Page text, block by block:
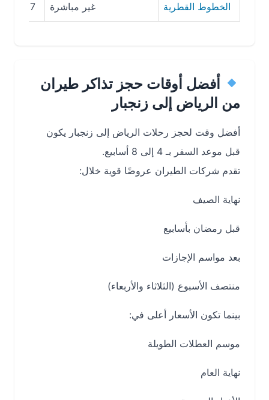
الخطوط القطرية غير مباشرة 7 – 9 ساعات
أفضل أوقات حجز تذاكر طيران
من الرياض إلى زنجبار
أفضل وقت لحجز رحلات الرياض إلى زنجبار يكون
قبل موعد السفر بـ 4 إلى 8 أسابيع.
تقدم شركات الطيران عروضًا قوية خلال:
نهاية الصيف
قبل رمضان بأسابيع
بعد مواسم الإجازات
منتصف الأسبوع (الثلاثاء والأربعاء)
بينما تكون الأسعار أعلى في:
موسم العطلات الطويلة
نهاية العام